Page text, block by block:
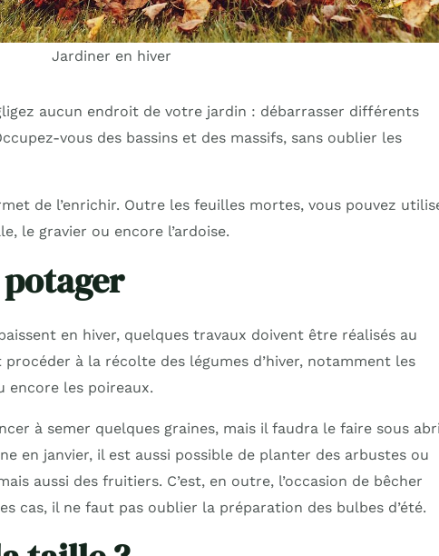
Jardiner en hiver
aucun endroit de votre jardin : débarrasser différents
vous des bassins et des massifs, sans oublier les
de l’enrichir. Outre les feuilles mortes, vous pouvez
le gravier ou encore l’ardoise.
en hiver, quelques travaux doivent être réalisés au
procéder à la récolte des légumes d’hiver, notamment les
encore les poireaux.
à semer quelques graines, mais il faudra le faire sous
en janvier, il est aussi possible de planter des arbustes ou
aussi des fruitiers. C’est, en outre, l’occasion de bêcher
cas, il ne faut pas oublier la préparation des bulbes d’été.